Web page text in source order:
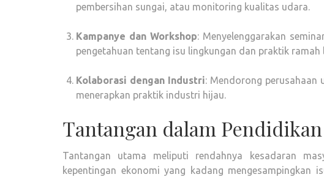
pembersihan sungai, atau monitoring kualitas udara.
Kampanye dan Workshop: Menyelenggarakan
pengetahuan tentang isu lingkungan dan praktik ramah
Kolaborasi dengan Industri: Mendorong perusahaan
menerapkan praktik industri hijau.
Tantangan dalam
Tantangan utama meliputi rendahnya kesadaran
kepentingan ekonomi yang kadang